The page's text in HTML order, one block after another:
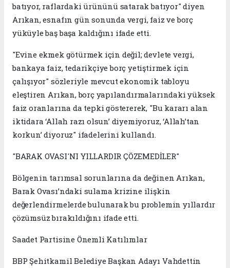
batıyor, raflardaki ürününü satarak batıyor" diyen
Arıkan, esnafın gün sonunda vergi, faiz ve borç
yüküyle baş başa kaldığını ifade etti.
"Evine ekmek götürmek için değil; devlete vergi,
bankaya faiz, tedarikçiye borç yetiştirmek için
çalışıyor" sözleriyle mevcut ekonomik tabloyu
eleştiren Arıkan, borç yapılandırmalarındaki yüksek
faiz oranlarına da tepki göstererek, "Bu kararı alan
iktidara ‘Allah razı olsun’ diyemiyoruz, ‘Allah’tan
korkun’ diyoruz" ifadelerini kullandı.
"BARAK OVASI'NI YILLARDIR ÇÖZEMEDİLER"
Bölgenin tarımsal sorunlarına da değinen Arıkan,
Barak Ovası’ndaki sulama krizine ilişkin
değerlendirmelerde bulunarak bu problemin yıllardır
çözümsüz bırakıldığını ifade etti.
Saadet Partisine Önemli Katılımlar
BBP Şehitkamil Belediye Başkan Adayı Vahdettin